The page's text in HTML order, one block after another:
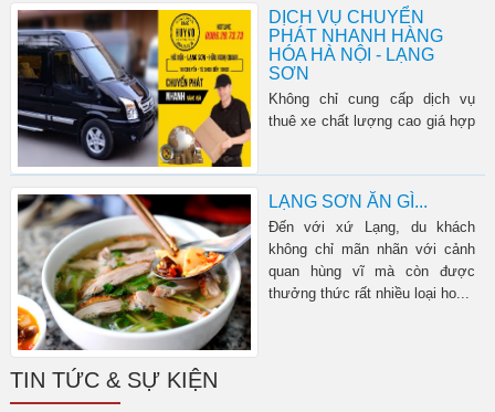
DỊCH VỤ CHUYỂN
PHÁT NHANH HÀNG
HÓA HÀ NỘI - LẠNG
SƠN
Không chỉ cung cấp dịch vụ
thuê xe chất lượng cao giá hợp
LẠNG SƠN ĂN GÌ...
Đến với xứ Lạng, du khách
không chỉ mãn nhãn với cảnh
quan hùng vĩ mà còn được
thưởng thức rất nhiều loại ho...
TIN TỨC & SỰ KIỆN